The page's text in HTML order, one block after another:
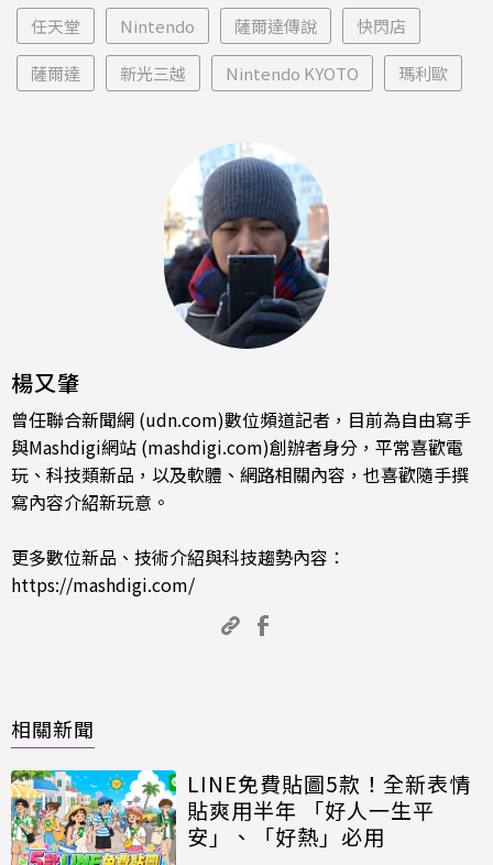
任天堂 Nintendo 薩爾達傳說 快閃店
薩爾達 新光三越 Nintendo KYOTO 瑪利歐
楊又肇
曾任聯合新聞網 (udn.com)數位頻道記者，目前為自由寫手
與Mashdigi網站 (mashdigi.com)創辦者身分，平常喜歡電
玩、科技類新品，以及軟體、網路相關內容，也喜歡隨手撰
寫內容介紹新玩意。
更多數位新品、技術介紹與科技趨勢內容：
https://mashdigi.com/
相關新聞
LINE免費貼圖5款！全新表情
貼爽用半年 「好人一生平
安」、「好熱」必用